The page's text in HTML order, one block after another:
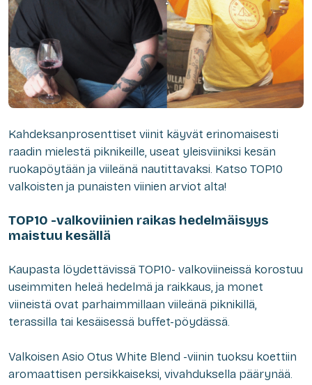
Kahdeksanprosenttiset viinit käyvät erinomaisesti
raadin mielestä piknikeille, useat yleisviiniksi kesän
ruokapöytään ja viileänä nautittavaksi. Katso TOP10
valkoisten ja punaisten viinien arviot alta!
TOP10 -valkoviinien raikas hedelmäisyys
maistuu kesällä
Kaupasta löydettävissä TOP10- valkoviineissä korostuu
useimmiten heleä hedelmä ja raikkaus, ja monet
viineistä ovat parhaimmillaan viileänä piknikillä,
terassilla tai kesäisessä buffet-pöydässä.
Valkoisen Asio Otus White Blend -viinin tuoksu koettiin
aromaattisen persikkaiseksi, vivahduksella päärynää.